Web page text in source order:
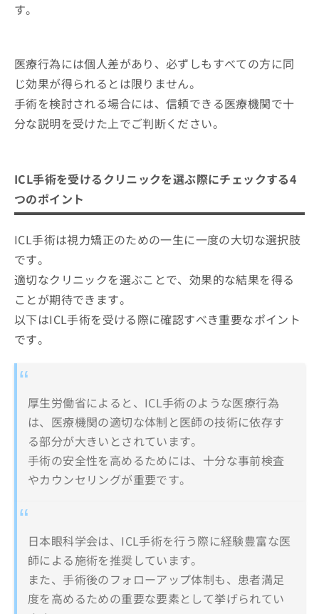
す。
医療行為には個人差があり、必ずしもすべての方に同
じ効果が得られるとは限りません。
手術を検討される場合には、信頼できる医療機関で十
分な説明を受けた上でご判断ください。
ICL手術を受けるクリニックを選ぶ際にチェックする4
つのポイント
ICL手術は視力矯正のための一生に一度の大切な選択肢
です。
適切なクリニックを選ぶことで、効果的な結果を得る
ことが期待できます。
以下はICL手術を受ける際に確認すべき重要なポイント
です。
厚生労働省によると、ICL手術のような医療行為
は、医療機関の適切な体制と医師の技術に依存す
る部分が大きいとされています。
手術の安全性を高めるためには、十分な事前検査
やカウンセリングが重要です。
日本眼科学会は、ICL手術を行う際に経験豊富な医
師による施術を推奨しています。
また、手術後のフォローアップ体制も、患者満足
度を高めるための重要な要素として挙げられてい
ら